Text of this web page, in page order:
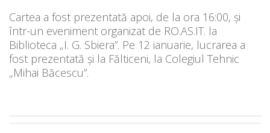
Cartea a fost prezentată apoi, de la ora 16:00, și
într-un eveniment organizat de RO.AS.IT. la
Biblioteca „I. G. Sbiera”. Pe 12 ianuarie, lucrarea a
fost prezentată și la Fălticeni, la Colegiul Tehnic
„Mihai Băcescu”.